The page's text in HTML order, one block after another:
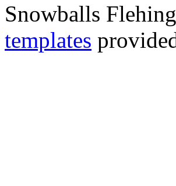
Snowballs
templates